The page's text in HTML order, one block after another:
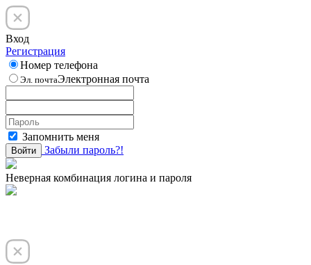
Вход
Регистрация
Номер телефона
Эл. почтаЭлектронная почта
Запомнить меня
Войти Забыли пароль?!
Неверная комбинация логина и пароля